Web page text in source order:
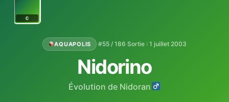
C
AQUAPOLIS ·#55 / 186·Sortie : 1 juillet 2003
Nidorino
Évolution de Nidoran